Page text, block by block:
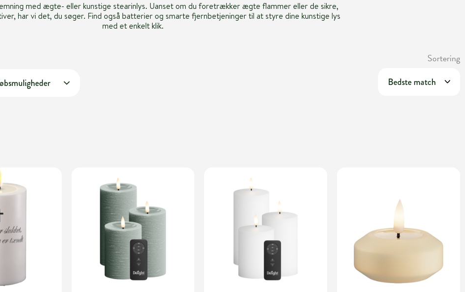
med ægte- eller kunstige stearinlys. Uanset om du foretrækker ægte flammer eller de sikre,
har vi det, du søger. Find også batterier og smarte fjernbetjeninger til at styre dine kunstige lys
med et enkelt klik.
Sortering